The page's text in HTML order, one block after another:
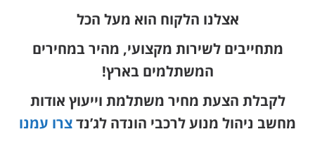
אצלנו הלקוח הוא מעל הכל
מתחייבים לשירות מקצועי, מהיר במחירים
המשתלמים בארץ!
לקבלת הצעת מחיר משתלמת וייעוץ אודות
מחשב ניהול מנוע לרכבי הונדה לג’נדצרו עמנו